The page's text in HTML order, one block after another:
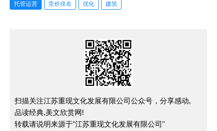
托管运营 竞价排名 优化 建筑
扫描关注江苏重现文化发展有限公司公众号，分享感动,
品读经典,美文欣赏网!
转载请说明来源于"江苏重现文化发展有限公司"